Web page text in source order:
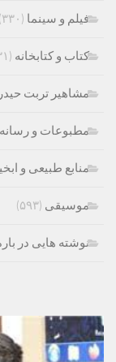
فیلم و سینما (۳۳۰)
کتاب و کتابخانه (۸۳۱)
مشاهیر تربت
مطبوعات و رسانه
منابع طبیعی و
موسیقی (۵۹۳)
نوشته هایی در